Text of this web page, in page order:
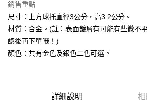
Apple Pay
街口支付
悠遊付
銷售重點
尺寸：上方球托直徑3公分，高3.2公分。
材質：合金。(註：表面鍍層有可能有些微不
認後再下單哦！)
顏色：共有金色及銀色二色可選。
詳細說明 相